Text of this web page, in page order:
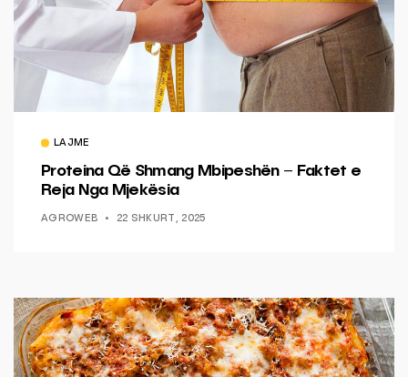
LAJME
Proteina Që Shmang Mbipeshën – Faktet e
Reja Nga Mjekësia
AGROWEB 22 SHKURT, 2025